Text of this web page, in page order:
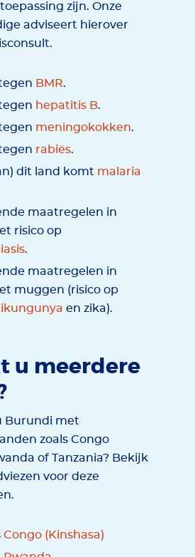
zijn. Onze
adviseert hierover
BMR.
hepatitis B.
meningokokken.
rabiës.
dit land komt malaria
maatregelen in
risico op
.
maatregelen in
muggen (risico op
en zika).
u meerdere
Burundi met
zoals Congo
of Tanzania? Bekijk
voor deze
Congo (Kinshasa)